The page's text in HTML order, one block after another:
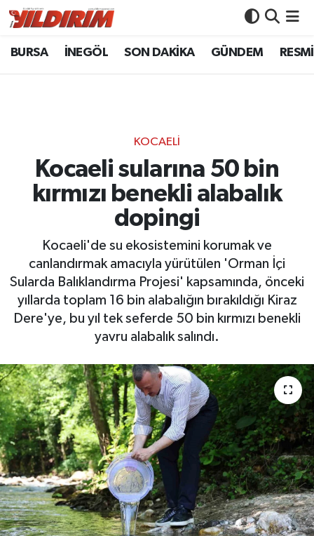
BURSA İNEGÖL SON DAKİKA GÜNDEM
KOCAELİ
Kocaeli sularına 50 bin
kırmızı benekli alabalık
dopingi
Kocaeli'de su ekosistemini korumak ve
canlandırmak amacıyla yürütülen 'Orman İçi
Sularda Balıklandırma Projesi' kapsamında, önceki
yıllarda toplam 16 bin alabalığın bırakıldığı Kiraz
Dere'ye, bu yıl tek seferde 50 bin kırmızı benekli
yavru alabalık salındı.
BURSA
GÜNDEM
RESMİ İLANLAR
SİYASET
YAŞAM
Bursa Nöbetçi Eczaneler
Bursa Trafik Yoğunluk Haritası
Süper Lig Puan Durumu ve Fikstür
Son Dakika Haberleri
Haber Arşivi